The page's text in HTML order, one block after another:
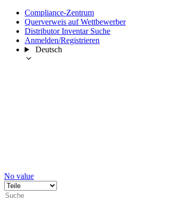
Compliance-Zentrum
Querverweis auf Wettbewerber
Distributor Inventar Suche
Anmelden/Registrieren
Deutsch
No value